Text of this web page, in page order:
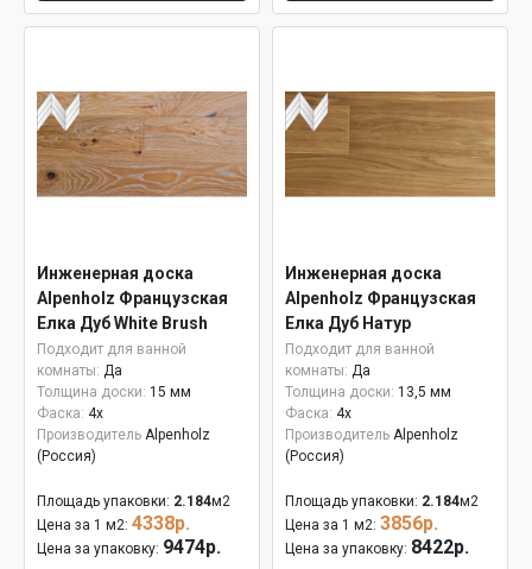
Инженерная доска
Alpenholz Французская
Елка Дуб White Brush
15мм
Подходит для ванной
комнаты: Да
Толщина доски: 15 мм
Фаска: 4x
Производитель Alpenholz
(Россия)
Площадь упаковки: 2.184м2
Цена за 1 м2: 4338р.
Цена за упаковку: 9474р.
Инженерная доска
Alpenholz Французская
Елка Дуб Натур
Подходит для ванной
комнаты: Да
Толщина доски: 13,5 мм
Фаска: 4x
Производитель Alpenholz
(Россия)
Площадь упаковки: 2.184м2
Цена за 1 м2: 3856р.
Цена за упаковку: 8422р.